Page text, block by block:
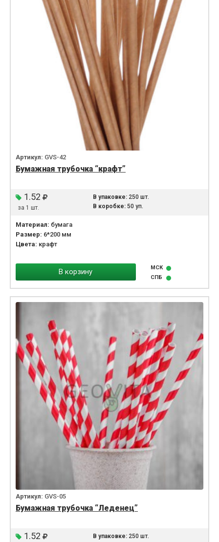
Артикул: GVS-42
Бумажная трубочка “крафт”
1.52
за 1 шт.
В упаковке:250 шт.
В коробке:50 уп.
Материал: бумага
Размер: 6*200 мм
Цвета: крафт
В корзину
МСК
СПБ
Артикул: GVS-05
Бумажная трубочка “Леденец”
1.52 В упаковке:250 шт.